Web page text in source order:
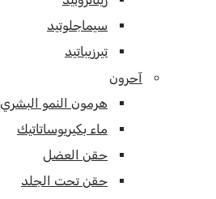
سيماجلوتيد
تيرزيباتيد
آحرون
هرمون النمو البشري
ماء بكيريوساتاتيك
حقن العضل
حقن تحت الجلد